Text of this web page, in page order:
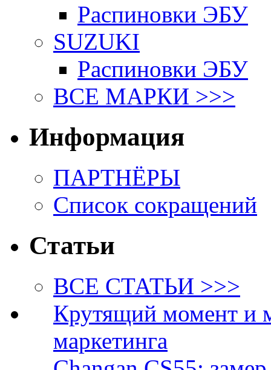
Распиновки ЭБУ
SUZUKI
Распиновки ЭБУ
ВСЕ МАРКИ >>>
Информация
ПАРТНЁРЫ
Список сокращений
Статьи
ВСЕ СТАТЬИ >>>
Крутящий момент и
маркетинга